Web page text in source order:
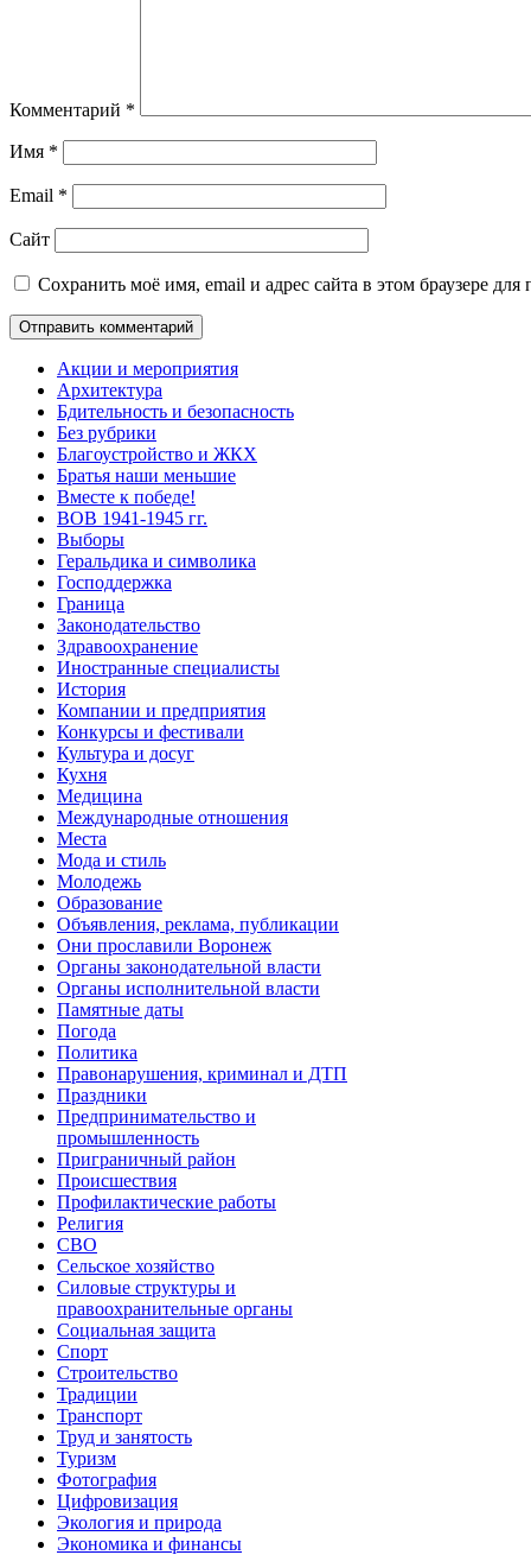
Комментарий *
Имя *
Email *
Сайт
Сохранить моё имя, email и адрес сайта в этом браузере
Акции и мероприятия
Архитектура
Бдительность и безопасность
Без рубрики
Благоустройство и ЖКХ
Братья наши меньшие
Вместе к победе!
ВОВ 1941-1945 гг.
Выборы
Геральдика и символика
Господдержка
Граница
Законодательство
Здравоохранение
Иностранные специалисты
История
Компании и предприятия
Конкурсы и фестивали
Культура и досуг
Кухня
Медицина
Международные отношения
Места
Мода и стиль
Молодежь
Образование
Объявления, реклама, публикации
Они прославили Воронеж
Органы законодательной власти
Органы исполнительной власти
Памятные даты
Погода
Политика
Правонарушения, криминал и ДТП
Праздники
Предпринимательство и
промышленность
Приграничный район
Происшествия
Профилактические работы
Религия
СВО
Сельское хозяйство
Силовые структуры и
правоохранительные органы
Социальная защита
Спорт
Строительство
Традиции
Транспорт
Труд и занятость
Туризм
Фотография
Цифровизация
Экология и природа
Экономика и финансы